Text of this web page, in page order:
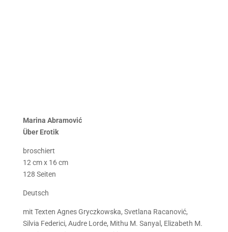
Marina Abramović
Über Erotik
broschiert
12 cm x 16 cm
128 Seiten
Deutsch
mit Texten Agnes Gryczkowska, Svetlana Racanović,
Silvia Federici, Audre Lorde, Mithu M. Sanyal, Elizabeth M.